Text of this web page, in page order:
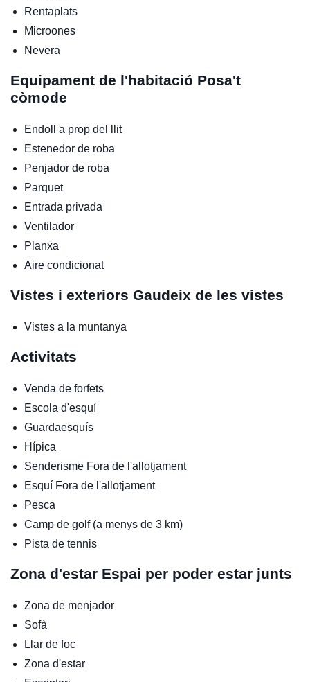
Rentaplats
Microones
Nevera
Equipament de l'habitació Posa't
còmode
Endoll a prop del llit
Estenedor de roba
Penjador de roba
Parquet
Entrada privada
Ventilador
Planxa
Aire condicionat
Vistes i exteriors Gaudeix de les vistes
Vistes a la muntanya
Activitats
Venda de forfets
Escola d'esquí
Guardaesquís
Hípica
Senderisme Fora de l'allotjament
Esquí Fora de l'allotjament
Pesca
Camp de golf (a menys de 3 km)
Pista de tennis
Zona d'estar Espai per poder estar junts
Zona de menjador
Sofà
Llar de foc
Zona d'estar